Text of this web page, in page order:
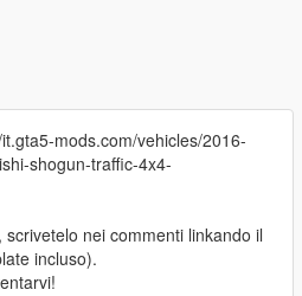
mods.com/vehicles/2016-
shogun-traffic-4x4-
nei commenti linkando il
incluso).